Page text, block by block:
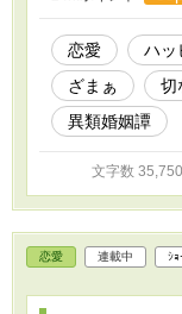
恋愛 ハッ
ざまぁ
切
異類婚姻譚
文字数 35,750
恋愛 連載中 ｼｮ